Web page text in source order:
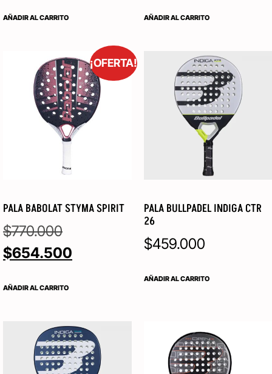
AÑADIR AL CARRITO AÑADIR AL CARRITO
¡OFERTA!
PALA BABOLAT STYMA SPIRIT
$770.000
$654.500
AÑADIR AL CARRITO
PALA BULLPADEL INDIGA CTR
26
$459.000
AÑADIR AL CARRITO